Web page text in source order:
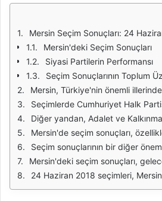
Mersin Seçim Sonuçları: 24
Mersin'deki Seçim Sonuçları
Siyasi Partilerin Performansı
Seçim Sonuçlarının Toplum
Mersin, Türkiye'nin önemli illerinden biri olarak, 24 Haziran 2018 seçimlerinde dikkat çekici sonuçlar elde etti. Bu seçimler, yerel dinamiklerin yanı sıra ulusal politikaların da etkisiyle şekillendi. Mersin'de yapılan seçimlerde, partilerin oy oranları ve adayların
Seçimlerde Cumhuriyet Halk Partisi (CHP), Mersin'de güçlü bir performans sergileyerek, oyların büyük bir kısmını topladı. CHP'nin adayı, partinin uzun yıllar boyunca süregelen yerel organizasyon gücünü ve halkla kurduğu bağı kullanarak seçmenlerden
Diğer yandan, Adalet ve Kalkınma Partisi (AKP) de Mersin'deki varlığını sürdürmeye çalıştı. Ancak, partinin Mersin'deki oyu, 2014 seçimlerine göre bir düşüş gösterdi. AKP'nin karşılaştığı bu zorluklar, özellikle ekonomik sorunlar ve
Mersin'de seçim sonuçları, özellikle bağımsız adayların ve küçük partilerin oy oranlarının artması açısından da dikkat çekiciydi. Bu durum, seçmenlerin siyasi yelpazede daha fazla seçenek aradığını ve mevcut partilere karşı bir
Seçim sonuçlarının bir diğer önemli boyutu da genç seçmenlerin etkisiydi. Mersin'de genç nüfus, seçimlerdeki tercihlerini belirleyen önemli bir faktör haline geldi. Gençlerin, sosyal medya ve dijital platformlar aracılığıyla aktif bir şekilde
Mersin'deki seçim sonuçları, gelecekteki politik dinamikler açısından da önemli ipuçları veriyor. Yerel yönetimlerdeki değişim arayışları, partilerin stratejilerini gözden geçirmesine ve yeni politikalar geliştirmesine neden
24 Haziran 2018 seçimleri, Mersin'deki siyasi atmosferin dinamiklerini ortaya koydu. Parti bazında yaşanan değişimler, seçmenlerin tercihlerini ve beklentilerini yansıtıyor.